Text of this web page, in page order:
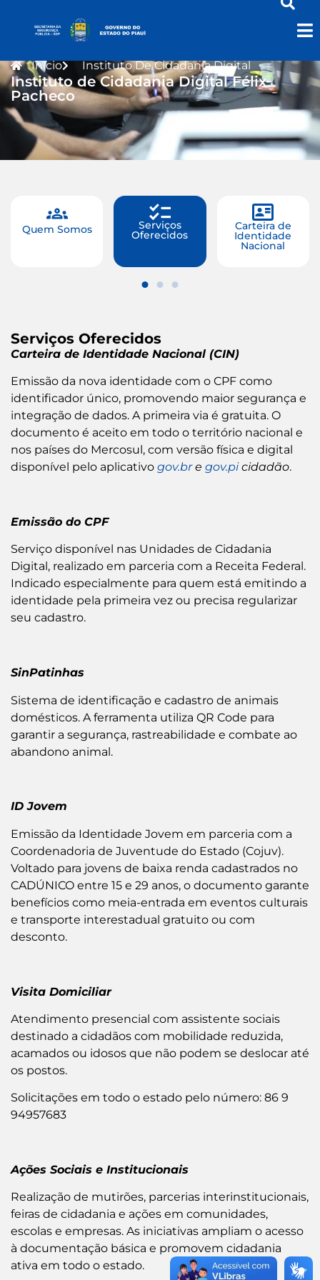
Início Instituto De Cidadania Digital
Instituto de Cidadania Digital Félix
Pacheco
Quem Somos Serviços
Oferecidos
Carteira de
Identidade
Nacional
Serviços Oferecidos
Carteira de Identidade Nacional (CIN)
Emissão da nova identidade com o CPF como
identificador único, promovendo maior segurança e
integração de dados. A primeira via é gratuita. O
documento é aceito em todo o território nacional e
nos países do Mercosul, com versão física e digital
disponível pelo aplicativo gov.br e gov.pi cidadão.
Emissão do CPF
Serviço disponível nas Unidades de Cidadania
Digital, realizado em parceria com a Receita Federal.
Indicado especialmente para quem está emitindo a
identidade pela primeira vez ou precisa regularizar
seu cadastro.
SinPatinhas
Sistema de identificação e cadastro de animais
domésticos. A ferramenta utiliza QR Code para
garantir a segurança, rastreabilidade e combate ao
abandono animal.
ID Jovem
Emissão da Identidade Jovem em parceria com a
Coordenadoria de Juventude do Estado (Cojuv).
Voltado para jovens de baixa renda cadastrados no
CADÚNICO entre 15 e 29 anos, o documento garante
benefícios como meia-entrada em eventos culturais
e transporte interestadual gratuito ou com
desconto.
Visita Domiciliar
Atendimento presencial com assistente sociais
destinado a cidadãos com mobilidade reduzida,
acamados ou idosos que não podem se deslocar até
os postos.
Solicitações em todo o estado pelo número: 86 9
94957683
Ações Sociais e Institucionais
Realização de mutirões, parcerias interinstitucionais,
feiras de cidadania e ações em comunidades,
escolas e empresas. As iniciativas ampliam o acesso
à documentação básica e promovem cidadania
ativa em todo o estado.